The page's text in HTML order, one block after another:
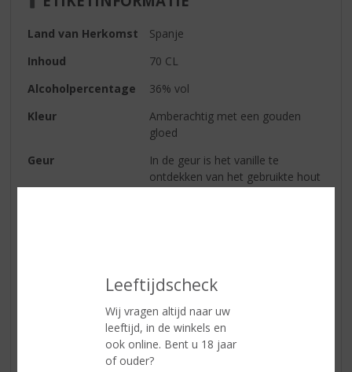
Leeftijdscheck
Wij vragen altijd naar uw
leeftijd, in de winkels en
ook online. Bent u 18 jaar
of ouder?
Land van Herkomst
Spanje
Inhoud
70 CL
Alcoholpercentage
36% vol
Kleur
Amberachtig met een gouden
gloed
Geur
In de geur is het vanille te
ontdekken van het gebruikte hout
Soberano kan puur worden
gedronken en dan naar wens
verwarmd of niet, net als cognac.
Ook wordt het in Spanje wel met
ijs gedronken of in de mix met
cola of verse jus d'orange